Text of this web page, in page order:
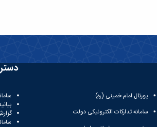
پورتال امام خمینی (ره)
سامانه تدارکات الکترونیکی دولت